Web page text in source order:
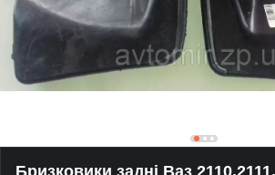
Бризковики задні Ваз